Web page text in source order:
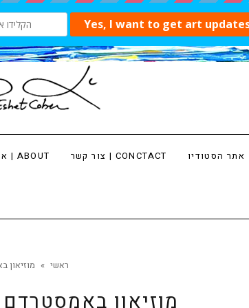
אודות | ABOUT צור קשר | CONCTACT אתר הסטודיו
ראשי » מוזיאון
מוזיאון באמסטרדם